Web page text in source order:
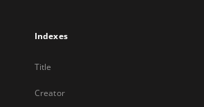
Indexes
Title
Creator